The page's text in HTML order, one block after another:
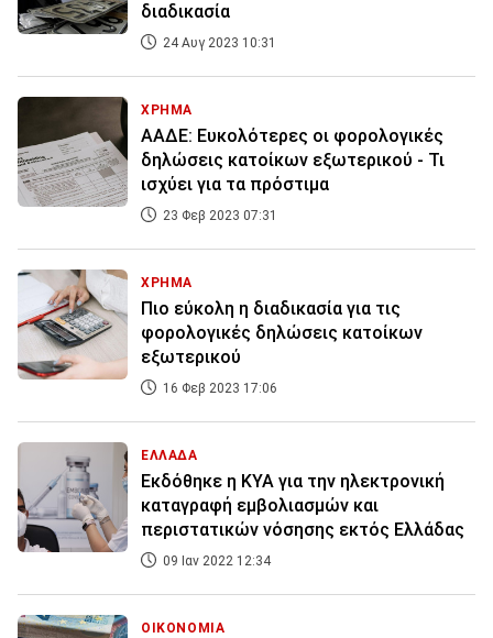
διαδικασία
24 Αυγ 2023 10:31
ΧΡΗΜΑ
ΑΑΔΕ: Ευκολότερες οι φορολογικές
δηλώσεις κατοίκων εξωτερικού - Τι
ισχύει για τα πρόστιμα
23 Φεβ 2023 07:31
ΧΡΗΜΑ
Πιο εύκολη η διαδικασία για τις
φορολογικές δηλώσεις κατοίκων
εξωτερικού
16 Φεβ 2023 17:06
ΕΛΛΑΔΑ
Εκδόθηκε η ΚΥΑ για την ηλεκτρονική
καταγραφή εμβολιασμών και
περιστατικών νόσησης εκτός Ελλάδας
09 Ιαν 2022 12:34
ΟΙΚΟΝΟΜΙΑ